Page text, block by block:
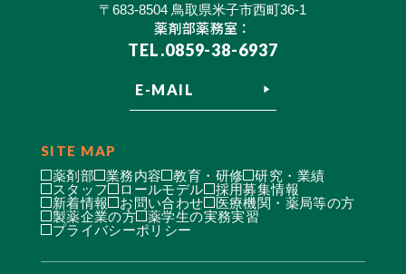
〒683-8504 鳥取県米子市西町36-1
薬剤部薬務室：
TEL.0859-38-6937
E-MAIL
SITE MAP
薬剤部 業務内容 教育・研修
研究・業績
スタッフ
ロールモデル
採用募集情報
新着情報
お問い合わせ
医療機関・薬局等の方
製薬企業の方
薬学生の実務実習
プライバシーポリシー